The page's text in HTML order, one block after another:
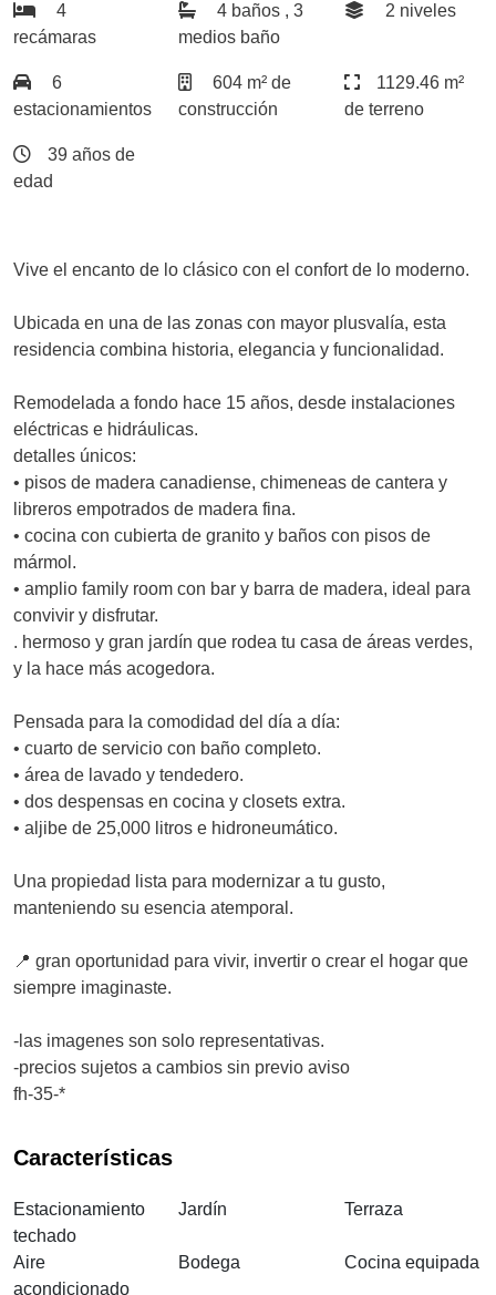
4
recámaras
4 baños , 3
medios baño
2 niveles
6
estacionamientos
604 m² de
construcción
1129.46 m²
de terreno
39 años de
edad
Vive el encanto de lo clásico con el confort de lo moderno.
Ubicada en una de las zonas con mayor plusvalía, esta
residencia combina historia, elegancia y funcionalidad.
Remodelada a fondo hace 15 años, desde instalaciones
eléctricas e hidráulicas.
detalles únicos:
• pisos de madera canadiense, chimeneas de cantera y
libreros empotrados de madera fina.
• cocina con cubierta de granito y baños con pisos de
mármol.
• amplio family room con bar y barra de madera, ideal para
convivir y disfrutar.
. hermoso y gran jardín que rodea tu casa de áreas verdes,
y la hace más acogedora.
Pensada para la comodidad del día a día:
• cuarto de servicio con baño completo.
• área de lavado y tendedero.
• dos despensas en cocina y closets extra.
• aljibe de 25,000 litros e hidroneumático.
Una propiedad lista para modernizar a tu gusto,
manteniendo su esencia atemporal.
📍 gran oportunidad para vivir, invertir o crear el hogar que
siempre imaginaste.
-las imagenes son solo representativas.
-precios sujetos a cambios sin previo aviso
fh-35-*
Características
Estacionamiento
techado
Jardín Terraza
Aire
acondicionado
Bodega Cocina equipada